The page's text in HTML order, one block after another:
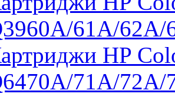
61A/
HP
71A/